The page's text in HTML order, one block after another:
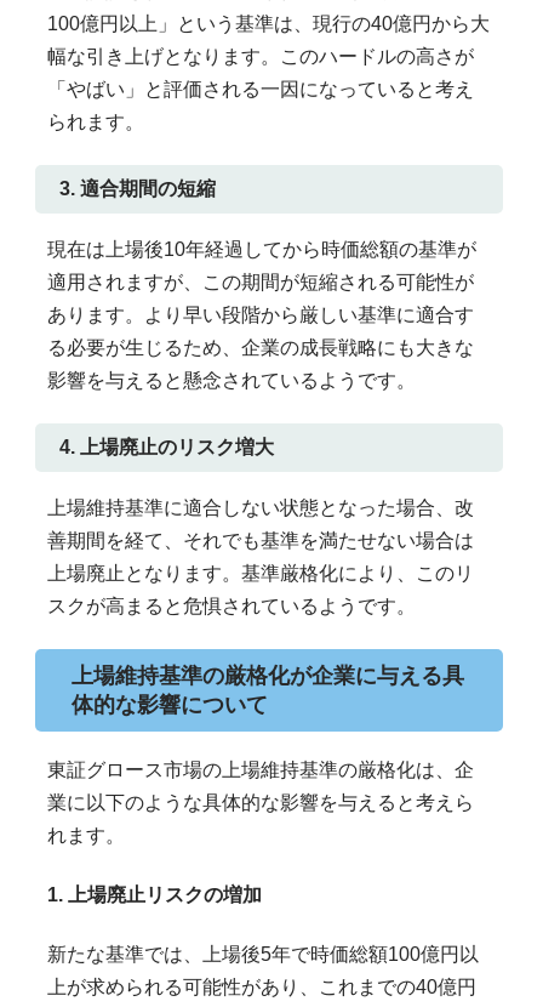
100億円以上」という基準は、現行の40億円から大
幅な引き上げとなります。このハードルの高さが
「やばい」と評価される一因になっていると考え
られます。
3. 適合期間の短縮
現在は上場後10年経過してから時価総額の基準が
適用されますが、この期間が短縮される可能性が
あります。より早い段階から厳しい基準に適合す
る必要が生じるため、企業の成長戦略にも大きな
影響を与えると懸念されているようです。
4. 上場廃止のリスク増大
上場維持基準に適合しない状態となった場合、改
善期間を経て、それでも基準を満たせない場合は
上場廃止となります。基準厳格化により、このリ
スクが高まると危惧されているようです。
上場維持基準の厳格化が企業に与える具
体的な影響について
東証グロース市場の上場維持基準の厳格化は、企
業に以下のような具体的な影響を与えると考えら
れます。
1. 上場廃止リスクの増加
新たな基準では、上場後5年で時価総額100億円以
上が求められる可能性があり、これまでの40億円